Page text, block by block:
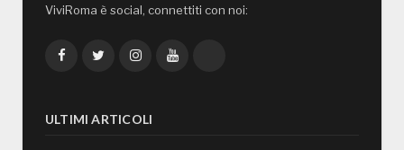
ViviRoma è social, connettiti con noi:
FacebookTwitterInstagramYouTube
ULTIMI ARTICOLI